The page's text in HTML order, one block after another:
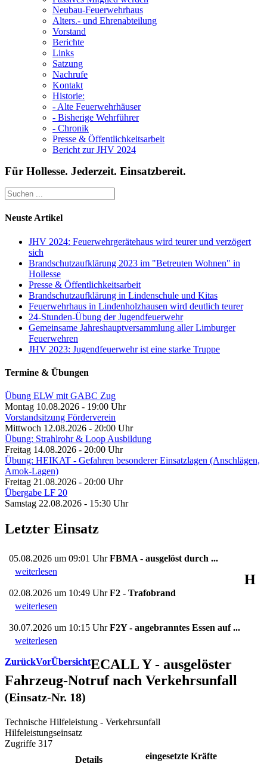
Neubau-Feuerwehrhaus
Alters.- und Ehrenabteilung
Vorstand
Berichte
Links
Satzung
Nachrufe
Kontakt
Historie:
- Alte Feuerwehrhäuser
- Bisherige Wehrführer
- Chronik
Presse & Öffentlichkeitsarbeit
Bericht zur JHV 2024
Für Hollesse. Jederzeit. Einsatzbereit.
Neuste Artikel
JHV 2024: Feuerwehrgerätehaus wird teurer und verzögert
sich
Brandschutzaufklärung 2023 im "Betreuten Wohnen" in
Hollesse
Presse & Öffentlichkeitsarbeit
Brandschutzaufklärung in Lindenschule und Kitas
Feuerwehrhaus in Lindenholzhausen wird deutlich teurer
24-Stunden-Übung der Jugendfeuerwehr
Gemeinsame Jahreshauptversammlung aller Limburger
Feuerwehren
JHV 2023: Jugendfeuerwehr ist eine starke Truppe
Termine & Übungen
Übung ELW mit GABC Zug
Montag 10.08.2026 - 19:00 Uhr
Vorstandsitzung Förderverein
Mittwoch 12.08.2026 - 20:00 Uhr
Übung: Strahlrohr & Loop Ausbildung
Freitag 14.08.2026 - 20:00 Uhr
Übung: HEIKAT - Gefahren besonderer Einsatzlagen (Anschlägen,
Amok-Lagen)
Freitag 21.08.2026 - 20:00 Uhr
Übergabe LF 20
Samstag 22.08.2026 - 15:30 Uhr
Letzter Einsatz
05.08.2026 um 09:01 UhrFBMA - ausgelöst durch ...
weiterlesen
02.08.2026 um 10:49 UhrF2 - Trafobrand
weiterlesen
30.07.2026 um 10:15 UhrF2Y - angebranntes Essen auf ...
weiterlesen
ZurückVorÜbersicht
H
ECALL Y - ausgelöster
Fahrzeug-Notruf nach Verkehrsunfall
(Einsatz-Nr. 18)
Technische Hilfeleistung - Verkehrsunfall
Hilfeleistungseinsatz
Zugriffe 317
Details eingesetzte Kräfte